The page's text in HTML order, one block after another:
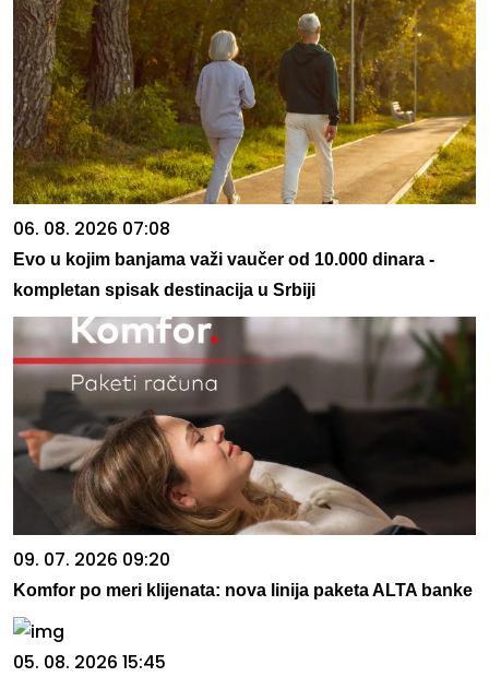
06. 08. 2026 07:08
Evo u kojim banjama važi vaučer od 10.000 dinara -
kompletan spisak destinacija u Srbiji
09. 07. 2026 09:20
Komfor po meri klijenata: nova linija paketa ALTA banke
05. 08. 2026 15:45